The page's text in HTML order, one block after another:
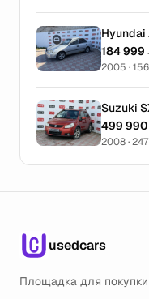
184 999
2005 ·
Suzuki
499
2008 ·
usedcars
Площадка для